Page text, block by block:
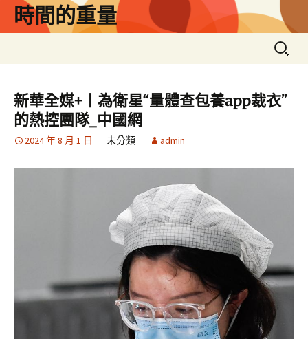
時間的重量
搜
尋
鍵
字:
新華全媒+丨為衛星“量體查包養app裁衣”
的熱控團隊_中國網
2024 年 8 月 1 日 未分類 admin